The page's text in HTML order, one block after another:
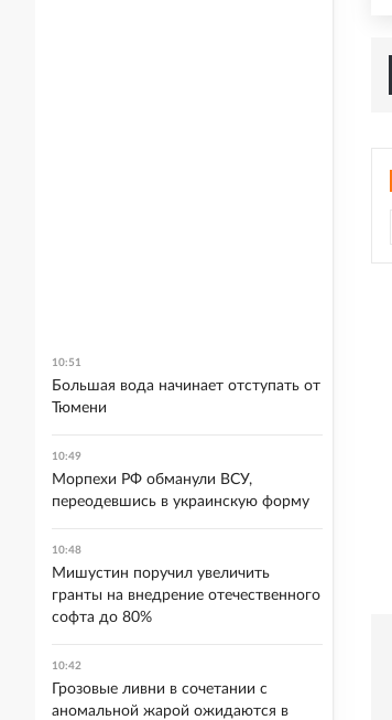
10:51
Большая вода начинает отступать от
Тюмени
10:49
Морпехи РФ обманули ВСУ,
переодевшись в украинскую форму
10:48
Мишустин поручил увеличить
гранты на внедрение отечественного
софта до 80%
10:42
Грозовые ливни в сочетании с
аномальной жарой ожидаются в